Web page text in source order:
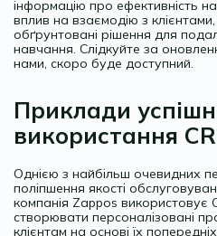
інформацію про ефективність
вплив на взаємодію з
обґрунтовані рішення для
навчання. Слідкуйте за
нами, скоро буде доступний.
Приклади
використання
Однією з найбільш очевидних
поліпшення якості
компанія Zappos використовує
створювати персоналізовані
клієнтам на основі їх